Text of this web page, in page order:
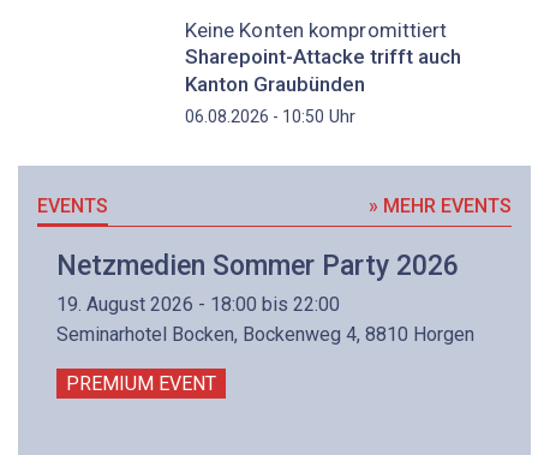
Keine Konten kompromittiert
Sharepoint-Attacke trifft auch
Kanton Graubünden
06.08.2026 - 10:50 Uhr
EVENTS » MEHR EVENTS
Netzmedien Sommer Party 2026
19. August 2026 - 18:00 bis 22:00
Seminarhotel Bocken, Bockenweg 4, 8810 Horgen
PREMIUM EVENT